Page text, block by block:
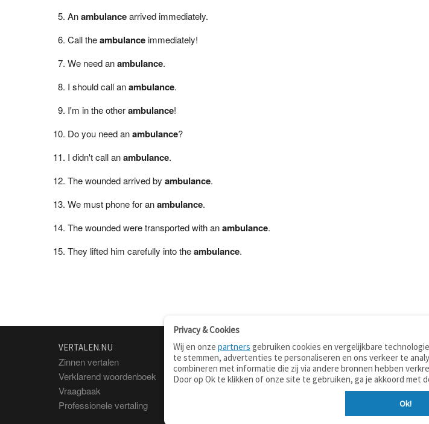
Anambulancearrived immediately.
Call theambulanceimmediately!
We need anambulance.
I should call anambulance.
I'm in the otherambulance!
Do you need anambulance?
I didn't call anambulance.
The wounded arrived by ambulance.
We must phone for anambulance.
The wounded were transported with anambulance.
They lifted him carefully into theambulance.
VERTALEN.NU
Zinnen vertalen
Verklarend woordenboek
Vraagbaak
Professionele vertaling
OVER
Over deze site
Contact
TOOLS
Apps
Mobiel
Tools & widgets
Privacy & Cookies
Wij en onze partners gebruiken cookies en vergelijkbare
te stemmen, advertenties te personaliseren en ons verkeer te
combineren met informatie die zij via andere bronnen hebben
Door op Ok te klikken of onze site te gebruiken, ga je akkoord met
Ok!